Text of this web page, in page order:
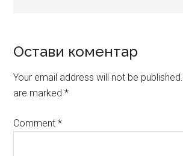
Reader
Interactions
Остави коментар
Your email address will not be published.
are marked*
Comment*